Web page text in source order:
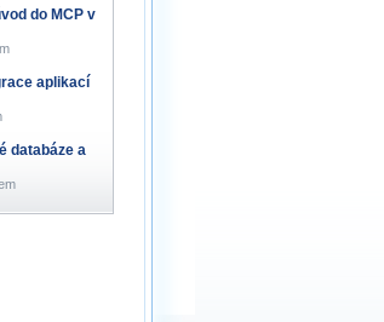
do MCP v
aplikací
databáze a